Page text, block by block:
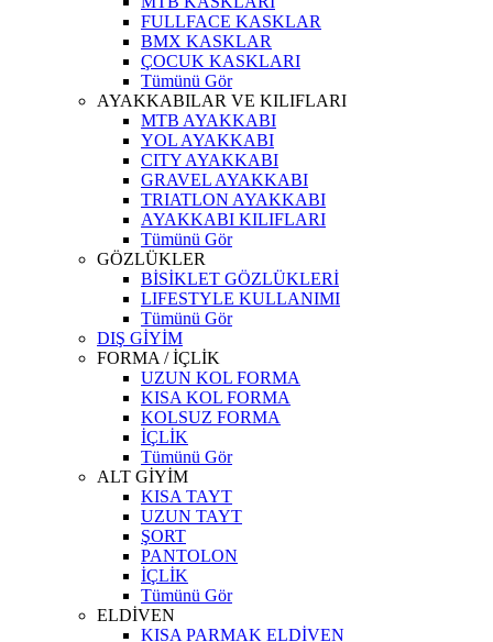
FULLFACE KASKLAR
BMX KASKLAR
ÇOCUK KASKLARI
Tümünü Gör
AYAKKABILAR VE KILIFLARI
MTB AYAKKABI
YOL AYAKKABI
CITY AYAKKABI
GRAVEL AYAKKABI
TRIATLON AYAKKABI
AYAKKABI KILIFLARI
Tümünü Gör
GÖZLÜKLER
BİSİKLET GÖZLÜKLERİ
LIFESTYLE KULLANIMI
Tümünü Gör
DIŞ GİYİM
FORMA / İÇLİK
UZUN KOL FORMA
KISA KOL FORMA
KOLSUZ FORMA
İÇLİK
Tümünü Gör
ALT GİYİM
KISA TAYT
UZUN TAYT
ŞORT
PANTOLON
İÇLİK
Tümünü Gör
ELDİVEN
KISA PARMAK ELDİVEN